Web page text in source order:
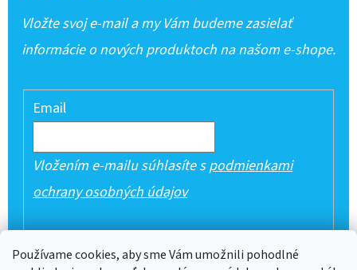
Používame cookies, aby sme Vám umožnili pohodlné
Vložte svoj e-mail a my Vám budeme zasielať
informácie o nových produktoch na našom e-shope.
Email
Vložením e-mailu súhlasíte spodmienkami
ochrany osobných údajov
PRIHLÁSIŤ SA